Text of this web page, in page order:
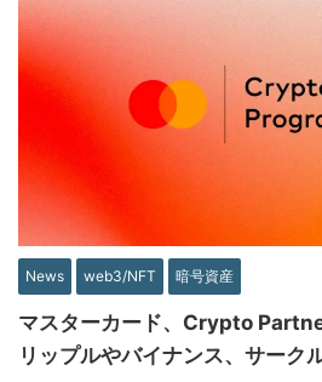
News web3/NFT 暗号資産
マスターカード、Crypto
リップルやバイナンス、サーク